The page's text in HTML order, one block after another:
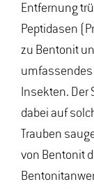
Entfernung
Peptidasen
zu Bentonit
umfassendes
Insekten.
dabei auf
Trauben
von Bentonit